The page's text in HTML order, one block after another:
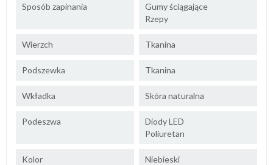
Sposób zapinania
Gumy ściągające
Rzepy
Wierzch Tkanina
Podszewka Tkanina
Wkładka Skóra naturalna
Podeszwa
Diody LED
Poliuretan
Kolor Niebieski